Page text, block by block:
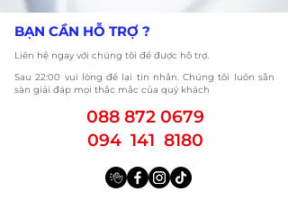
​BẠN CẦN HỖ TRỢ ?
Liên hệ ngay với chúng tôi để được hỗ trợ.
​Sau 22:00 vui lòng để lại tin nhắn. Chúng tôi luôn sẵn
sàn giải đáp mọi thắc mắc của quý khách
088 872 0679
094 141 8180